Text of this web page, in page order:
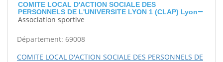
COMITE LOCAL D'ACTION SOCIALE DES
PERSONNELS DE L'UNIVERSITE LYON 1 (CLAP) Lyon
Association sportive
Département: 69008
COMITE LOCAL D'ACTION SOCIALE DES PERSONNELS DE